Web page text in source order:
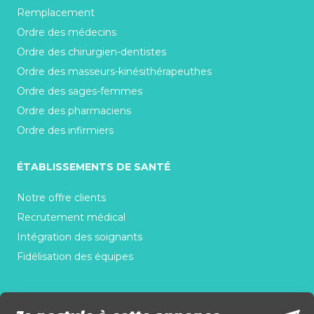
Remplacement
Ordre des médecins
Ordre des chirurgien-dentistes
Ordre des masseurs-kinésithérapeuthes
Ordre des sages-femmes
Ordre des pharmaciens
Ordre des infirmiers
ÉTABLISSEMENTS DE SANTÉ
Notre offre clients
Recrutement médical
Intégration des soignants
Fidélisation des équipes